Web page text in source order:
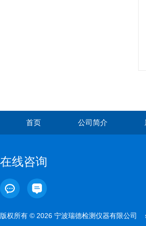
首页 公司简介
在线咨询
版权所有 © 2026 宁波瑞德检测仪器有限公司